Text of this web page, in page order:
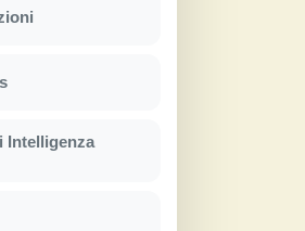
Intelligenza